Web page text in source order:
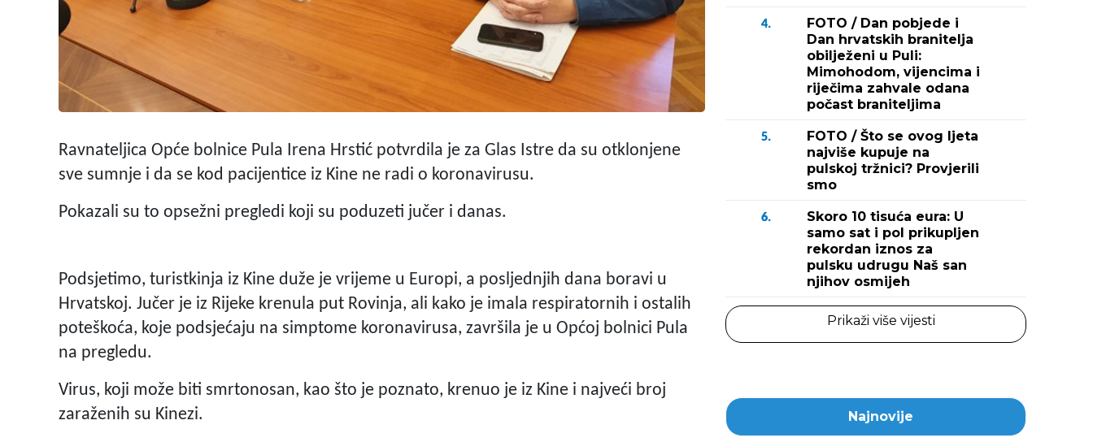
Ravnateljica Opće bolnice Pula Irena Hrstić potvrdila je za Glas Istre da su otklonjene
sve sumnje i da se kod pacijentice iz Kine ne radi o koronavirusu.
Pokazali su to opsežni pregledi koji su poduzeti jučer i danas.
Podsjetimo, turistkinja iz Kine duže je vrijeme u Europi, a posljednjih dana boravi u
Hrvatskoj. Jučer je iz Rijeke krenula put Rovinja, ali kako je imala respiratornih i ostalih
poteškoća, koje podsjećaju na simptome koronavirusa, završila je u Općoj bolnici Pula
na pregledu.
Virus, koji može biti smrtonosan, kao što je poznato, krenuo je iz Kine i najveći broj
zaraženih su Kinezi.
4.
FOTO / Dan pobjede i
Dan hrvatskih branitelja
obilježeni u Puli:
Mimohodom, vijencima i
riječima zahvale odana
počast braniteljima
5.
FOTO / Što se ovog ljeta
najviše kupuje na
pulskoj tržnici? Provjerili
smo
6.
Skoro 10 tisuća eura: U
samo sat i pol prikupljen
rekordan iznos za
pulsku udrugu Naš san
njihov osmijeh
Prikaži više vijesti
Najnovije